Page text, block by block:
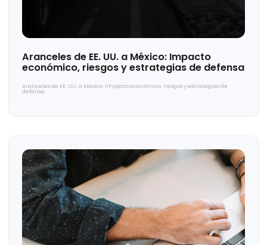
Segmenta tu mercado efectivamente
Segmenta tu mercado efectivamente